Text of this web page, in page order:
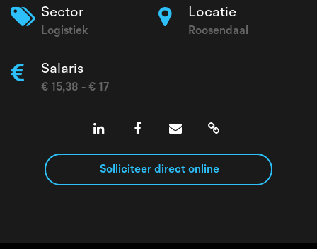
Sector
Logistiek
Locatie
Roosendaal
Salaris
€ 15,38 - € 17
Solliciteer direct online